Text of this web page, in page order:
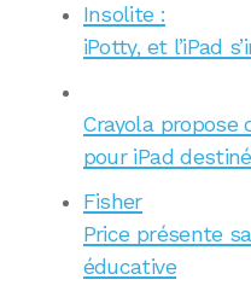
Insolite :
iPotty, et l’iPad
Crayola propose
pour iPad
Fisher
Price présente
éducative